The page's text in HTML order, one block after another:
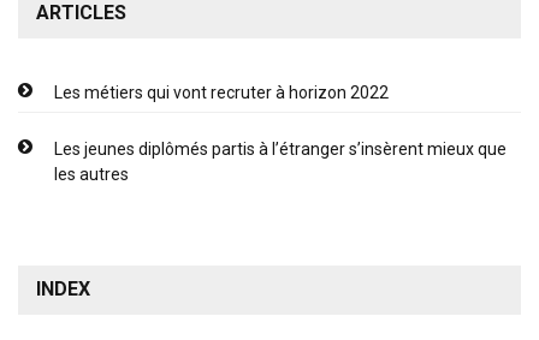
ARTICLES
Les métiers qui vont recruter à horizon 2022
Les jeunes diplômés partis à l’étranger s’insèrent mieux que
les autres
INDEX